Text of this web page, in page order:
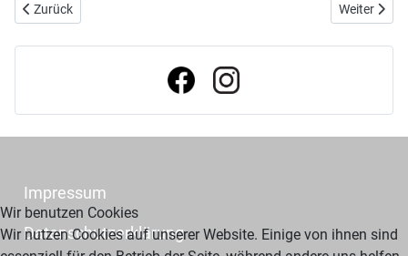
Vorheriger Beitrag: Verbandsmeisterschaften 2023
Zurück Nächster
Weiter
Impressum
Datenschutzerklärung
Wir benutzen Cookies
Wir nutzen Cookies auf unserer Website. Einige von ihnen sind